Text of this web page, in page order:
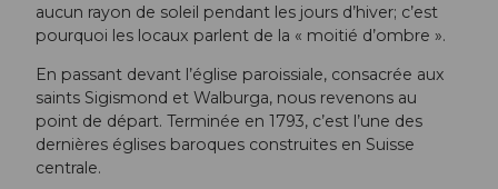
aucun rayon de soleil pendant les jours d’hiver; c’est
pourquoi les locaux parlent de la « moitié d’ombre ».
En passant devant l’église paroissiale, consacrée aux
saints Sigismond et Walburga, nous revenons au
point de départ. Terminée en 1793, c’est l’une des
dernières églises baroques construites en Suisse
centrale.